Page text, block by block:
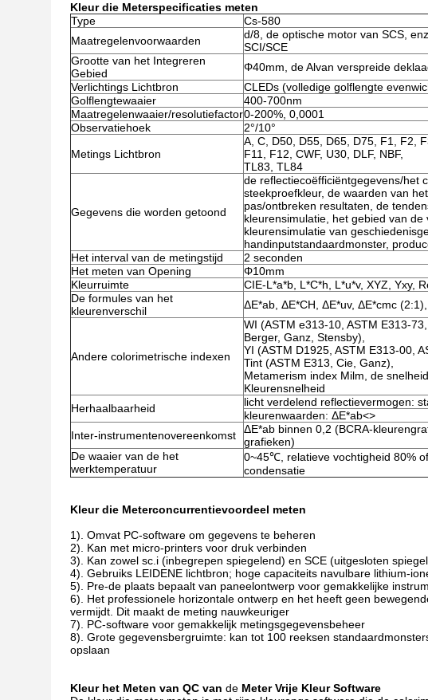
Kleur die Meterspecificaties meten
Type
Cs-580
Maatregelenvoorwaarden
d/8, de optische motor van SCS,
SCI/SCE
Grootte van het Integreren
Gebied
Φ40mm, de Alvan verspreide
Verlichtings Lichtbron
CLEDs (volledige golflengte
Golflengtewaaier
400-700nm
Maatregelenwaaier/resolutiefactor0-200%, 0,0001
Observatiehoek
2°/10°
Metings Lichtbron
A, C, D50, D55, D65, D75, F1, F2,
F11, F12, CWF, U30, DLF, NBF,
TL83, TL84
Gegevens die worden getoond
de reflectiecoëfficiëntgegevens/het
steekproefkleur, de waarden van
pas/ontbreken resultaten, de
kleurensimulatie, het gebied van
kleurensimulatie van
handinputstandaardmonster,
Het interval van de metingstijd
2 seconden
Het meten van Opening
Φ10mm
Kleurruimte
CIE-L*a*b, L*C*h, L*u*v, XYZ, Yxy,
De formules van het
kleurenverschil
ΔE*ab, ΔE*CH, ΔE*uv, ΔE*cmc
Andere colorimetrische indexen
WI (ASTM e313-10, ASTM E313-
Berger, Ganz, Stensby),
YI (ASTM D1925, ASTM E313-00,
Tint (ASTM E313, Cie, Ganz),
Metamerism index Milm, de
Kleurensnelheid
Herhaalbaarheid
licht verdelend reflectievermogen:
kleurenwaarden: ΔE*ab<>
Inter-instrumentenovereenkomst
ΔE*ab binnen 0,2 (BCRA-
grafieken)
De waaier van de het
werktemperatuur
0~45℃, relatieve vochtigheid 80%
condensatie
Kleur die Meterconcurrentievoordeel meten
1). Omvat PC-software om gegevens te beheren
2). Kan met micro-printers voor druk verbinden
3). Kan zowel sc.i (inbegrepen spiegelend) en SCE (uitgesloten
4). Gebruiks LEIDENE lichtbron; hoge capaciteits navulbare lithium-
5). Pre-de plaats bepaalt van paneelontwerp voor gemakkelijke
6). Het professionele horizontale ontwerp en het heeft geen
vermijdt. Dit maakt de meting nauwkeuriger
7). PC-software voor gemakkelijk metingsgegevensbeheer
8). Grote gegevensbergruimte: kan tot 100 reeksen
opslaan
Kleur het Meten van QC van de MeterVrije Kleur Software